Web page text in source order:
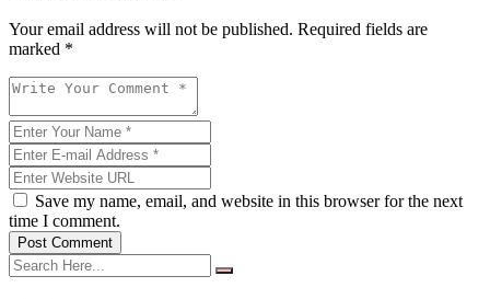
Your email address will not be published. Required fields are
marked *
Save my name, email, and website in this browser for the next
time I comment.
Post Comment